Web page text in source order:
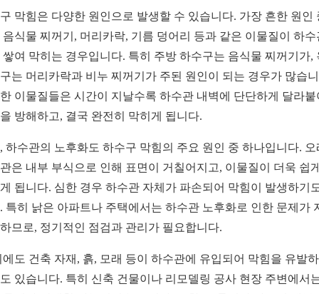
막힘은 다양한 원인으로 발생할 수 있습니다. 가장 흔한 원인
음식물 찌꺼기, 머리카락, 기름 덩어리 등과 같은 이물질이 하수
쌓여 막히는 경우입니다. 특히 주방 하수구는 음식물 찌꺼기가,
는 머리카락과 비누 찌꺼기가 주된 원인이 되는 경우가 많습
이물질들은 시간이 지날수록 하수관 내벽에 단단하게 달라붙
방해하고, 결국 완전히 막히게 됩니다.
하수관의 노후화도 하수구 막힘의 주요 원인 중 하나입니다. 오
은 내부 부식으로 인해 표면이 거칠어지고, 이물질이 더욱 쉽
됩니다. 심한 경우 하수관 자체가 파손되어 막힘이 발생하기
특히 낡은 아파트나 주택에서는 하수관 노후화로 인한 문제가
므로, 정기적인 점검과 관리가 필요합니다.
에도 건축 자재, 흙, 모래 등이 하수관에 유입되어 막힘을 유발
있습니다. 특히 신축 건물이나 리모델링 공사 현장 주변에서